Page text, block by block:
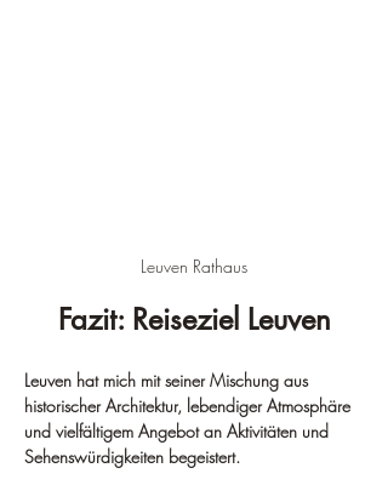
Leuven Rathaus
Fazit: Reiseziel Leuven
Leuven hat mich mit seiner Mischung aus
historischer Architektur, lebendiger Atmosphäre
und vielfältigem Angebot an Aktivitäten und
Sehenswürdigkeiten begeistert.